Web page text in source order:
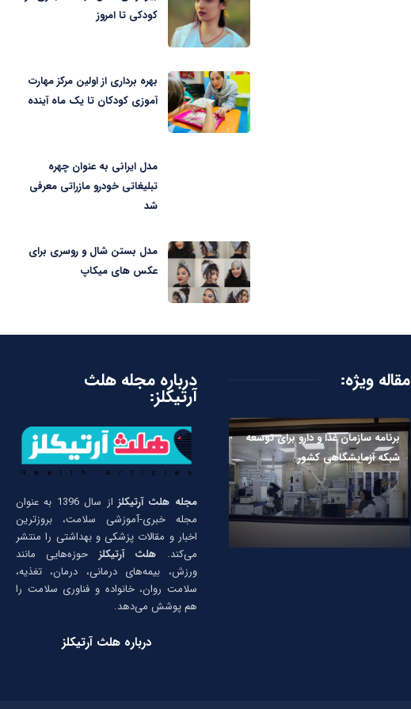
کودکی تا امروز
بهره برداری از اولین مرکز مهارت
آموزی کودکان تا یک ماه آینده
مدل ایرانی به عنوان چهره
تبلیغاتی خودرو مازراتی معرفی
شد
مدل بستن شال و روسری برای
عکس های میکاپ
مقاله ویژه:
برنامه سازمان غذا و دارو برای توسعه
شبکه آزمایشگاهی کشور
درباره مجله هلث
آرتیکلز:
مجله هلث آرتیکلز
از سال 1396 به عنوان
مجله خبری-آموزشی سلامت، بروزترین
اخبار و مقالات پزشکی و بهداشتی را منتشر
می‌کند. هلث آرتیکلز حوزه‌هایی مانند
ورزش، بیمه‌های درمانی، درمان، تغذیه،
سلامت روان، خانواده و فناوری سلامت را
هم پوشش می‌دهد.
درباره هلث آرتیکلز